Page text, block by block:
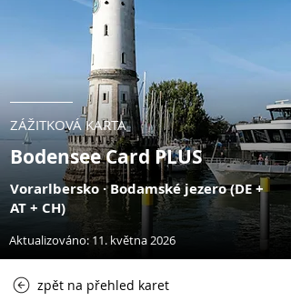
ZÁŽITKOVÁ KARTA
Bodensee Card PLUS
Vorarlbersko · Bodamské jezero (DE +
AT + CH)
Aktualizováno: 11. května 2026
zpět na přehled karet